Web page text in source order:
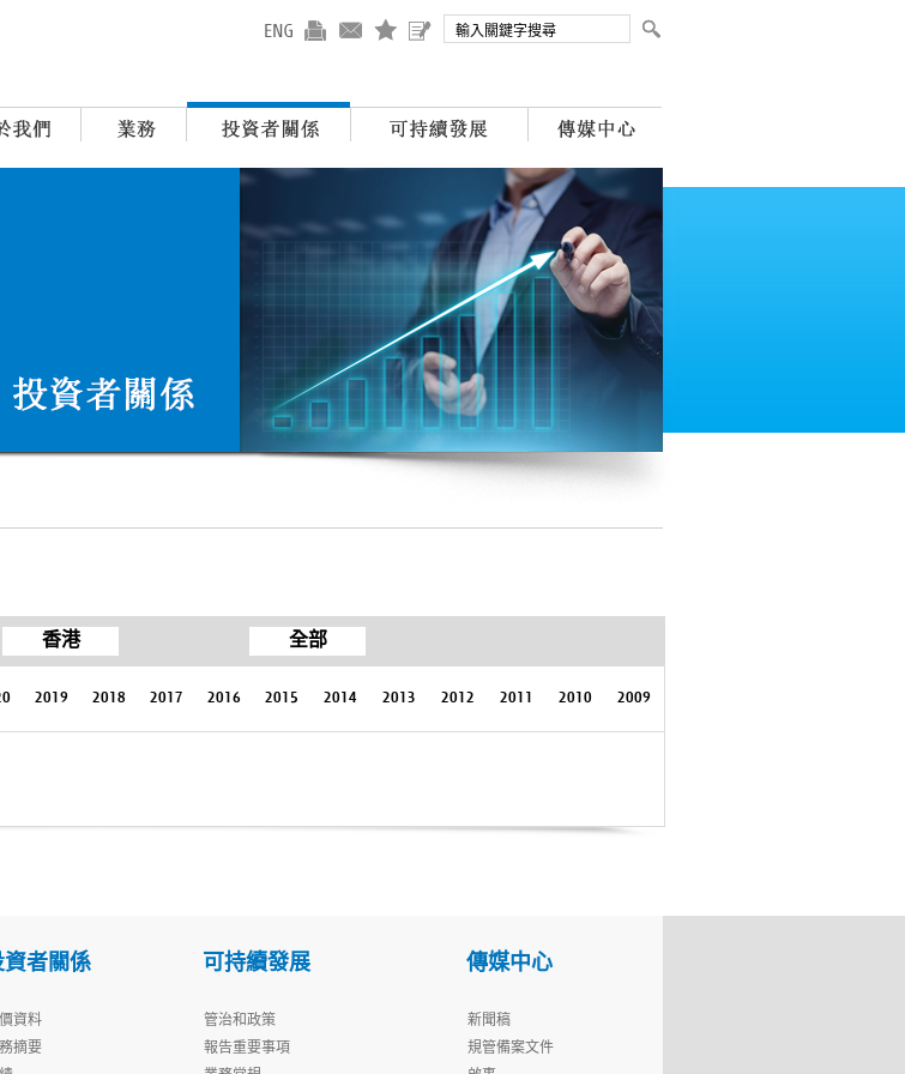
香港 全部
2019 2018 2017 2016 2015 2014 2013 2012 2011 2010 2009
資者關係
資料
摘要
可持續發展
管治和政策
報告重要事項
傳媒中心
新聞稿
規管備案文件